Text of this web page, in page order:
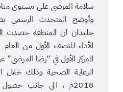
سلامة المرضى على مستوى
وأوضح المتحدث الرسمي
جليدان ان المنطقة حصدت
المركز الأول في “رضا المرضى”
الرعاية الصحية وذلك خلال
2018م ، الى جانب